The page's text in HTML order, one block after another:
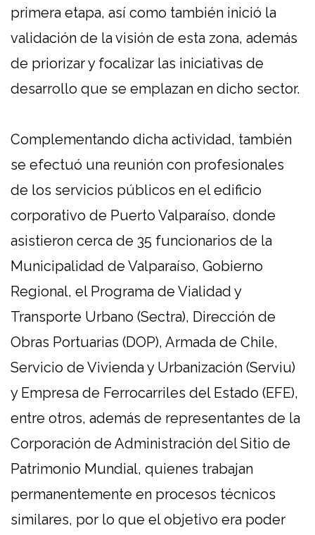
primera etapa, así como también inició la
validación de la visión de esta zona, además
de priorizar y focalizar las iniciativas de
desarrollo que se emplazan en dicho sector.
Complementando dicha actividad, también
se efectuó una reunión con profesionales
de los servicios públicos en el edificio
corporativo de Puerto Valparaíso, donde
asistieron cerca de 35 funcionarios de la
Municipalidad de Valparaíso, Gobierno
Regional, el Programa de Vialidad y
Transporte Urbano (Sectra), Dirección de
Obras Portuarias (DOP), Armada de Chile,
Servicio de Vivienda y Urbanización (Serviu)
y Empresa de Ferrocarriles del Estado (EFE),
entre otros, además de representantes de la
Corporación de Administración del Sitio de
Patrimonio Mundial, quienes trabajan
permanentemente en procesos técnicos
similares, por lo que el objetivo era poder